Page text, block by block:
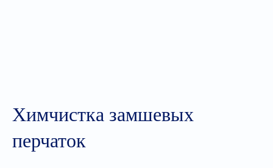
Химчистка замшевых
перчаток